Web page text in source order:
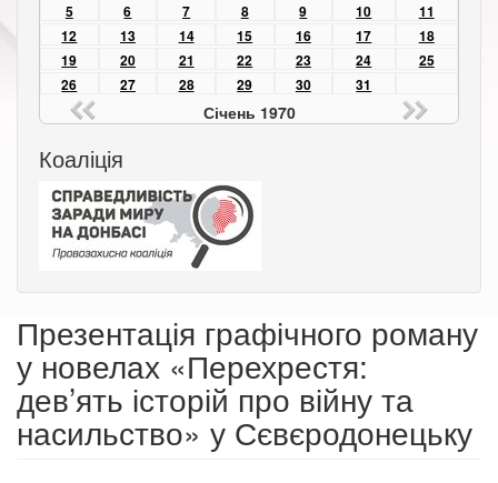
5
6 7 8 9 10
11
12
13 14 15 16 17
18
19
20 21 22 23 24
25
26
27 28 29 30 31
Січень 1970
Коаліція
Презентація графічного роману
у новелах «Перехрестя:
дев’ять історій про війну та
насильство» у Сєвєродонецьку